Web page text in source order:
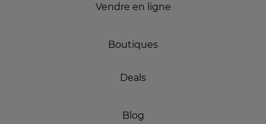
Vendre en ligne
Boutiques
Deals
Blog